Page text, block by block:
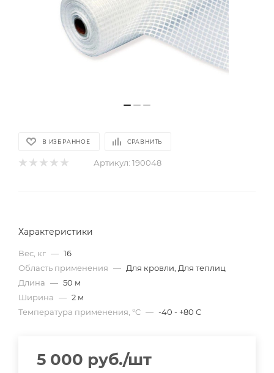
В ИЗБРАННОЕ СРАВНИТЬ
Артикул: 190048
Характеристики
Вес, кг — 16
Область применения — Для кровли, Для теплиц
Длина — 50 м
Ширина — 2 м
Температура применения, °C — -40 - +80 C
5 000 руб./шт